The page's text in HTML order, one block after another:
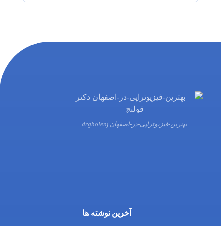
بهترین-فیزیوتراپی-در-اصفهان drgholenj
آخرین نوشته ها